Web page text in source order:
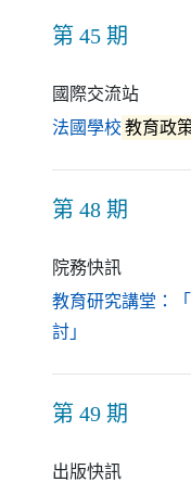
第 45 期
國際交流站
法國學校教育政
第 48 期
院務快訊
教育研究講堂：
討」
第 49 期
出版快訊